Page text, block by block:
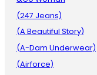
(247 Jeans)
(A Beautiful Story)
(A-Dam Underwear)
(Airforce)